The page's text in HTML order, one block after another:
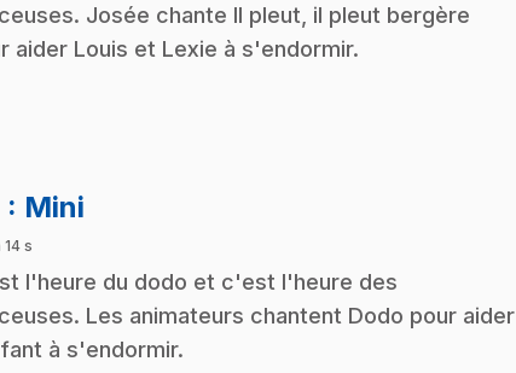
Josée chante Il pleut, il pleut bergère
aider Louis et Lexie à s'endormir.
: Mini
14 s
l'heure du dodo et c'est l'heure des
Les animateurs chantent Dodo pour aider
à s'endormir.